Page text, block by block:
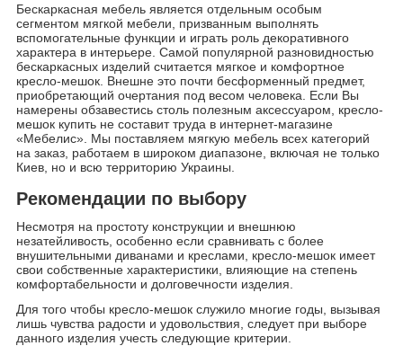
Бескаркасная мебель является отдельным особым
сегментом мягкой мебели, призванным выполнять
вспомогательные функции и играть роль декоративного
характера в интерьере. Самой популярной разновидностью
бескаркасных изделий считается мягкое и комфортное
кресло-мешок. Внешне это почти бесформенный предмет,
приобретающий очертания под весом человека. Если Вы
намерены обзавестись столь полезным аксессуаром, кресло-
мешок купить не составит труда в интернет-магазине
«Мебелис». Мы поставляем мягкую мебель всех категорий
на заказ, работаем в широком диапазоне, включая не только
Киев, но и всю территорию Украины.
Рекомендации по выбору
Несмотря на простоту конструкции и внешнюю
незатейливость, особенно если сравнивать с более
внушительными диванами и креслами, кресло-мешок имеет
свои собственные характеристики, влияющие на степень
комфортабельности и долговечности изделия.
Для того чтобы кресло-мешок служило многие годы, вызывая
лишь чувства радости и удовольствия, следует при выборе
данного изделия учесть следующие критерии.